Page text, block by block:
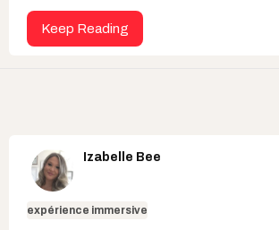
Keep Reading
Izabelle Bee
expérience immersive